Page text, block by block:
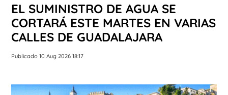
EL SUMINISTRO DE AGUA SE
CORTARÁ ESTE MARTES EN VARIAS
CALLES DE GUADALAJARA
Publicado 10 Aug 2026 18:17